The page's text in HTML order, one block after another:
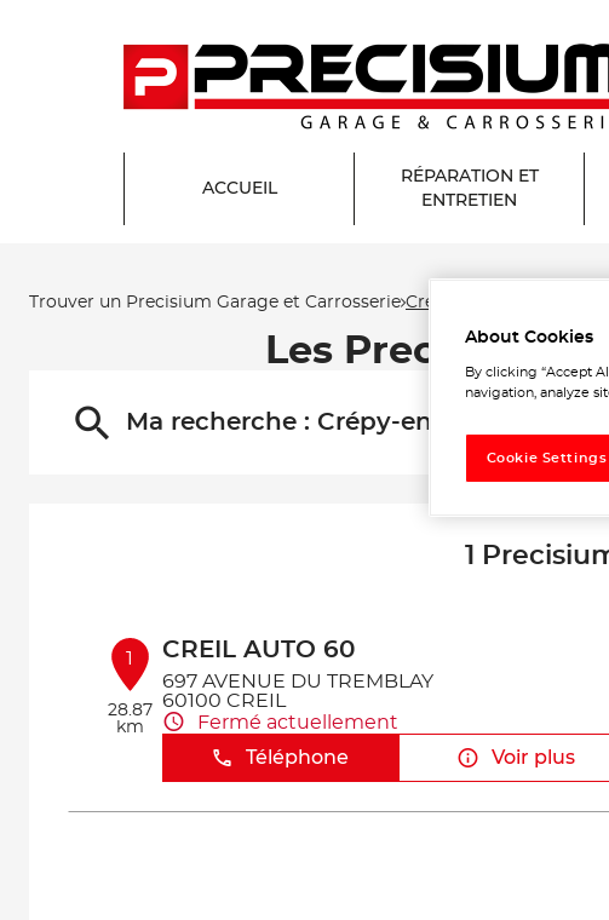
ACCUEIL
RÉPARATION ET
ENTRETIEN
Trouver un Precisium Garage et Carrosserie Crépy-en-Valois
Les Precisium
Ma recherche : Crépy-en-Valois
1
1
28.87
km
CREIL AUTO 60
697 AVENUE DU TREMBLAY
60100 CREIL
Fermé actuellement
Téléphone
Voir plus
About Cookies
By clicking “Accept
navigation, analyze
Cookie Settings